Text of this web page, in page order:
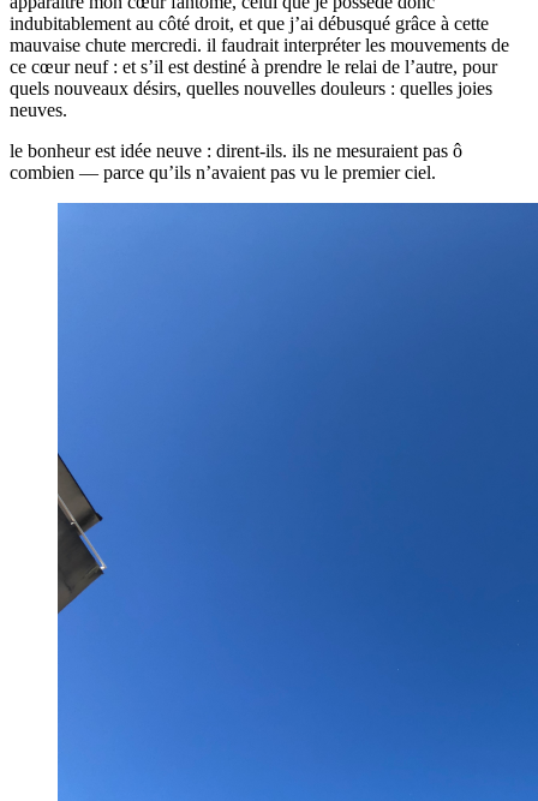
indubitablement au côté droit, et que j’ai débusqué grâce à cette
mauvaise chute mercredi. il faudrait interpréter les mouvements de
ce cœur neuf : et s’il est destiné à prendre le relai de l’autre, pour
quels nouveaux désirs, quelles nouvelles douleurs : quelles joies
neuves.
le bonheur est idée neuve : dirent-ils. ils ne mesuraient pas ô
combien — parce qu’ils n’avaient pas vu le premier ciel.